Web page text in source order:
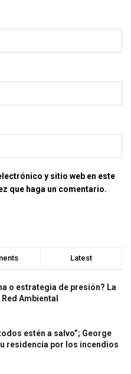
y sitio web en este
que haga un comentario.
Latest
o estrategia de presión? La
Ambiental
estén a salvo”; George
residencia por los incendios